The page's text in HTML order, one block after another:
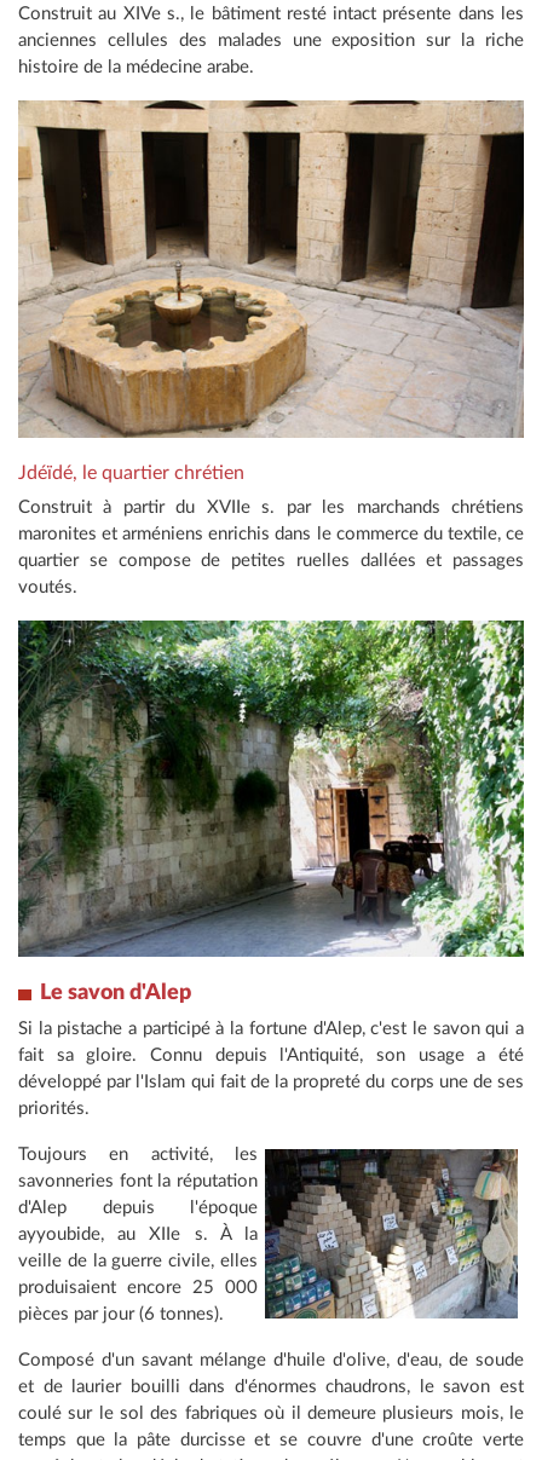
Construit au XIVe s., le bâtiment resté intact présente dans les
anciennes cellules des malades une exposition sur la riche
histoire de la médecine arabe.
Jdéïdé, le quartier chrétien
Construit à partir du XVIIe s. par les marchands chrétiens
maronites et arméniens enrichis dans le commerce du textile, ce
quartier se compose de petites ruelles dallées et passages
voutés.
Le savon d'Alep
Si la pistache a participé à la fortune d'Alep, c'est le savon qui a
fait sa gloire. Connu depuis l'Antiquité, son usage a été
développé par l'Islam qui fait de la propreté du corps une de ses
priorités.
Toujours en activité, les
savonneries font la réputation
d'Alep depuis l'époque
ayyoubide, au XIIe s. À la
veille de la guerre civile, elles
produisaient encore 25 000
pièces par jour (6 tonnes).
Composé d'un savant mélange d'huile d'olive, d'eau, de soude
et de laurier bouilli dans d'énormes chaudrons, le savon est
coulé sur le sol des fabriques où il demeure plusieurs mois, le
temps que la pâte durcisse et se couvre d'une croûte verte